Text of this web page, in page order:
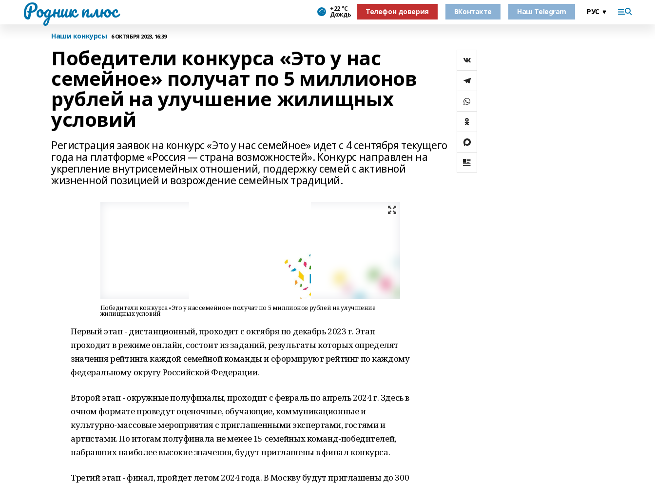
Родник плюс +22 °С
Дождь Телефон доверия ВКонтакте Наш Telegram
Наши конкурсы 6 ОКТЯБРЯ 2023, 16:39
Победители конкурса «Это у нас
семейное» получат по 5 миллионов
рублей на улучшение жилищных
условий
Регистрация заявок на конкурс «Это у нас семейное» идет с 4 сентября текущего
года на платформе «Россия — страна возможностей». Конкурс направлен на
укрепление внутрисемейных отношений, поддержку семей с активной
жизненной позицией и возрождение семейных традиций.
Победители конкурса «Это у нас семейное» получат по 5 миллионов рублей на улучшение
жилищных условий
Первый этап - дистанционный, проходит с октября по декабрь 2023 г. Этап
проходит в режиме онлайн, состоит из заданий, результаты которых определят
значения рейтинга каждой семейной команды и сформируют рейтинг по каждому
федеральному округу Российской Федерации.
Второй этап - окружные полуфиналы, проходит с февраль по апрель 2024 г. Здесь в
очном формате проведут оценочные, обучающие, коммуникационные и
культурно-массовые мероприятия с приглашенными экспертами, гостями и
артистами. По итогам полуфинала не менее 15 семейных команд-победителей,
набравших наиболее высокие значения, будут приглашены в финал конкурса.
Третий этап - финал, пройдет летом 2024 года. В Москву будут приглашены до 300